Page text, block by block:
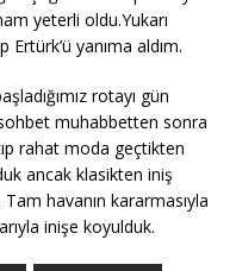
yeterli oldu.Yukarı
yanıma aldım.
rotayı gün
muhabbetten sonra
rahat moda geçtikten
ancak klasikten iniş
havanın kararmasıyla
inişe koyulduk.